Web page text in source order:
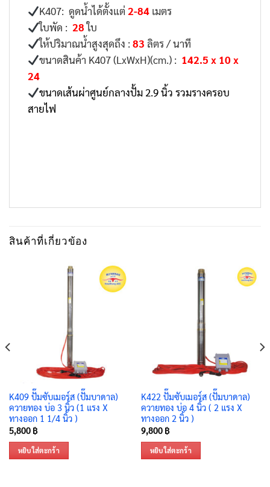
K407: ดูดน้ำได้ตั้งแต่2-84 เมตร
ใบพัด : 28 ใบ
ให้ปริมาณน้ำสูงสุดถึง :83 ลิตร / นาที
ขนาดสินค้า K407 (LxWxH)(cm.) : 142.5 x 10 x
24
ขนาดเส้นผ่าศูนย์กลางปั้ม 2.9 นิ้ว รวมรางครอบ
สายไฟ
สินค้าที่เกี่ยวข้อง
K409 ปั๊มซับเมอร์ส (ปั๊มบาดาล)
ควายทอง บ่อ 3 นิ้ว (1 แรง X
ทางออก 1 1/4 นิ้ว )
5,800 ฿
หยิบใส่ตะกร้า
K422 ปั๊มซับเมอร์ส (ปั๊มบาดาล)
ควายทอง บ่อ 4 นิ้ว ( 2 แรง X
ทางออก 2 นิ้ว )
9,800 ฿
หยิบใส่ตะกร้า